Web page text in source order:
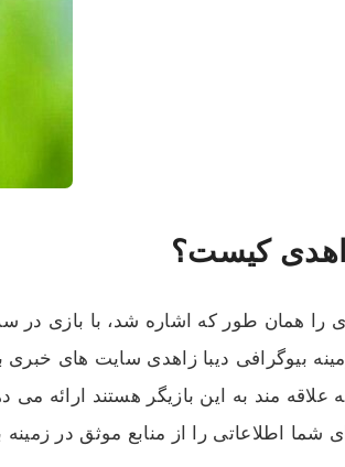
کیست؟
را همان طور که اشاره شد، با بازی در
بیوگرافی دیبا زاهدی سایت های
علاقه مند به این بازیگر هستند ارائه
شما اطلاعاتی را از منابع موثق در زمینه